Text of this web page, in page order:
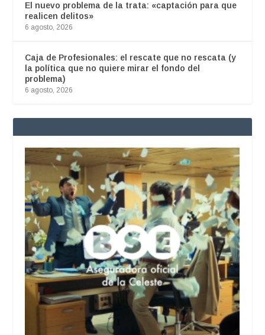
El nuevo problema de la trata: «captación para que
realicen delitos»
6 agosto, 2026
Caja de Profesionales: el rescate que no rescata (y
la política que no quiere mirar el fondo del
problema)
6 agosto, 2026